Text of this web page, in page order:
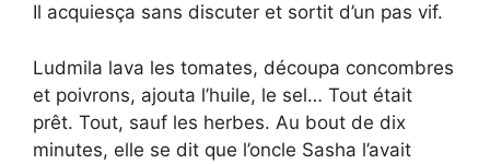
Il acquiesça sans discuter et sortit d’un pas vif.
Ludmila lava les tomates, découpa concombres
et poivrons, ajouta l’huile, le sel… Tout était
prêt. Tout, sauf les herbes. Au bout de dix
minutes, elle se dit que l’oncle Sasha l’avait